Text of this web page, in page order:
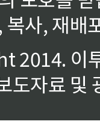
복사, 재배
2014. 이
도자료